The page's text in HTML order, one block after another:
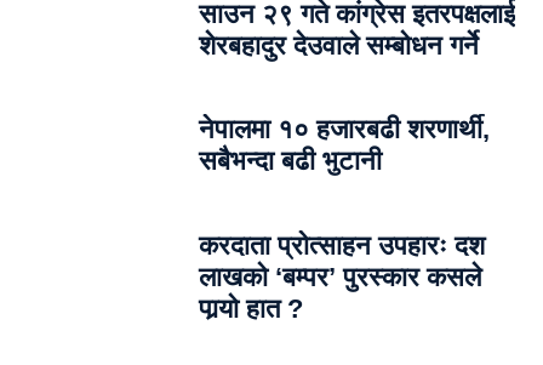
साउन २९ गते कांग्रेस इतरपक्षलाई
शेरबहादुर देउवाले सम्बोधन गर्ने
नेपालमा १० हजारबढी शरणार्थी,
सबैभन्दा बढी भुटानी
करदाता प्रोत्साहन उपहारः दश
लाखको ‘बम्पर’ पुरस्कार कसले
पार्‍याे हात ?